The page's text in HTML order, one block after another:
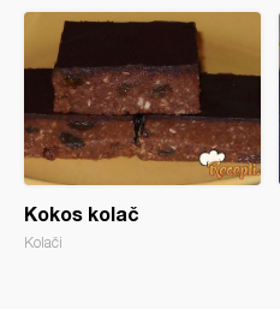
Kokos kolač
Kolači